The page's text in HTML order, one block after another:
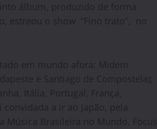
álbum, produzido de forma
estreou o show “Fino trato”, no
em mundo afora: Midem
e Santiago de Compostela);
Itália, Portugal, França,
a ir ao Japão, pela
Música Brasileira no Mundo, Focus